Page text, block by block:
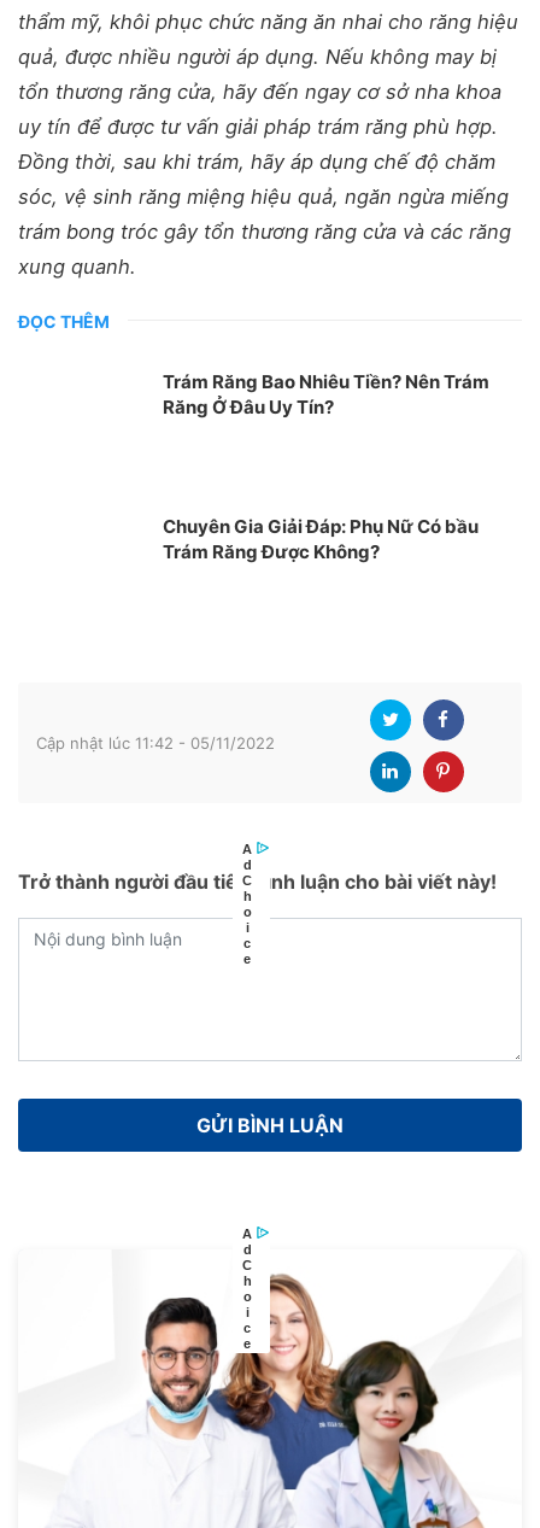
thẩm mỹ, khôi phục chức năng ăn nhai cho răng hiệu
quả, được nhiều người áp dụng. Nếu không may bị
tổn thương răng cửa, hãy đến ngay cơ sở nha khoa
uy tín để được tư vấn giải pháp trám răng phù hợp.
Đồng thời, sau khi trám, hãy áp dụng chế độ chăm
sóc, vệ sinh răng miệng hiệu quả, ngăn ngừa miếng
trám bong tróc gây tổn thương răng cửa và các răng
xung quanh.
ĐỌC THÊM
Trám Răng Bao Nhiêu Tiền? Nên Trám
Răng Ở Đâu Uy Tín?
Chuyên Gia Giải Đáp: Phụ Nữ Có bầu
Trám Răng Được Không?
Cập nhật lúc 11:42 - 05/11/2022
Trở thành người đầu tiên bình luận cho bài viết này!